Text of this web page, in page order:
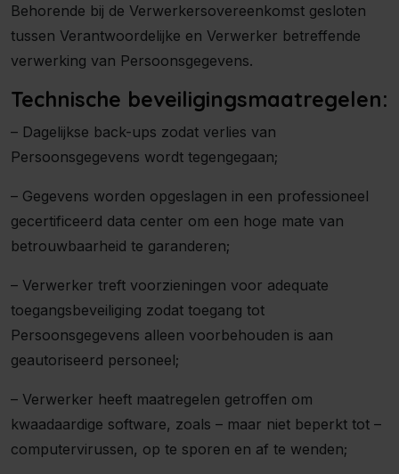
Behorende bij de Verwerkersovereenkomst gesloten
tussen Verantwoordelijke en Verwerker betreffende
verwerking van Persoonsgegevens.
Technische beveiligingsmaatregelen:
– Dagelijkse back-ups zodat verlies van
Persoonsgegevens wordt tegengegaan;
– Gegevens worden opgeslagen in een professioneel
gecertificeerd data center om een hoge mate van
betrouwbaarheid te garanderen;
– Verwerker treft voorzieningen voor adequate
toegangsbeveiliging zodat toegang tot
Persoonsgegevens alleen voorbehouden is aan
geautoriseerd personeel;
– Verwerker heeft maatregelen getroffen om
kwaadaardige software, zoals – maar niet beperkt tot –
computervirussen, op te sporen en af te wenden;